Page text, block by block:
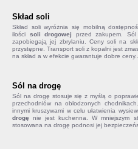
Skład soli
Skład soliwyróżnia się mobilną
ilości soli drogowej przed zakupem.
zapobiegają jej zbrylaniu. Ceny soli na
przystępne. Transport soli z kopalni jest
na skład a w efekcie gwarantuje dobre ceny...
Sól na drogę
Sól na drogę stosuje się z myślą o
przechodniów na oblodzonych
innymi kruszywami w celu ułatwienia
drogę nie jest kuchenna. W mniejszym
stosowana na drogę podnosi jej